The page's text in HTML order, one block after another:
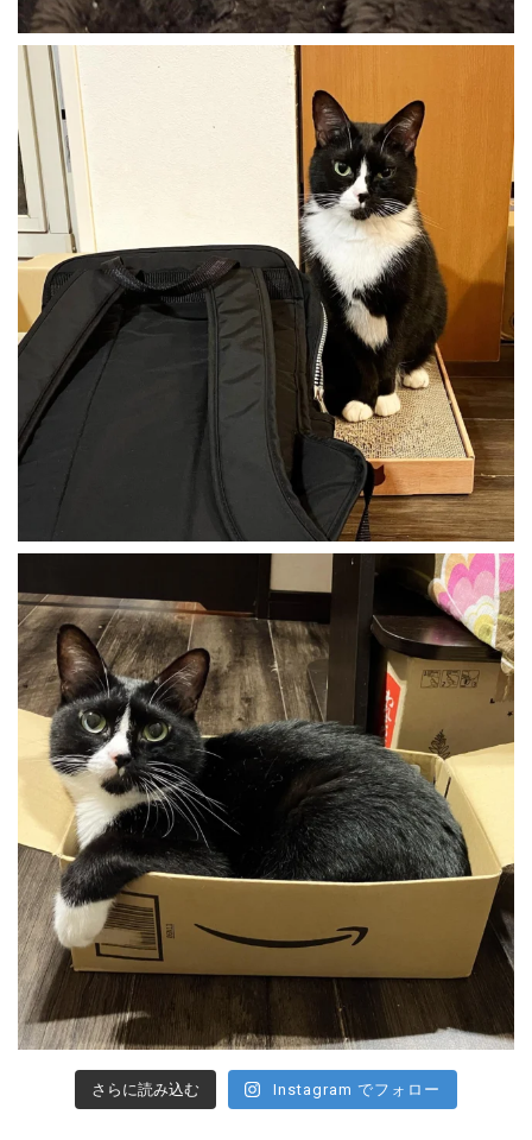
さらに読み込む Instagram でフォロー